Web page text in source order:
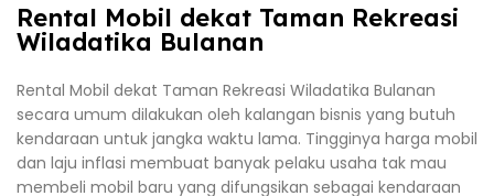
Rental Mobil dekat Taman Rekreasi
Wiladatika Bulanan
Rental Mobil dekat Taman Rekreasi Wiladatika Bulanan
secara umum dilakukan oleh kalangan bisnis yang butuh
kendaraan untuk jangka waktu lama. Tingginya harga mobil
dan laju inflasi membuat banyak pelaku usaha tak mau
membeli mobil baru yang difungsikan sebagai kendaraan